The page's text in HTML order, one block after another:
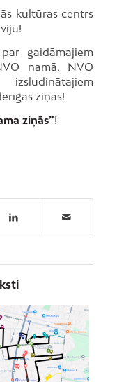
kultūras centrs
gaidāmajiem
namā, NVO
ziņas!
ziņās”!